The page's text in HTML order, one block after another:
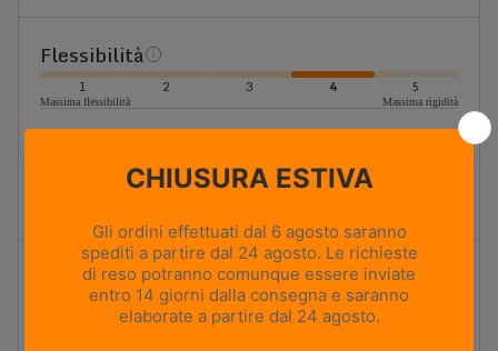
Flessibilità
1 2 3 4 5
Massima flessibilità Massima rigidità
Rigida
Offre una piattaforma stabile, un'elevata rigidità torsionale
Ammortizzazione
2 3 4
Ammortizzazione minima Ammortizzazione massima